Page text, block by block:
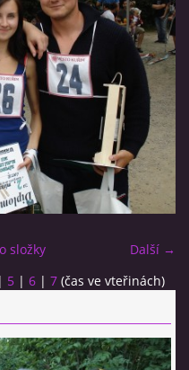
Z ROZDROJOVICKÉ
Další →
složky
| 5 | 6 | 7 (čas ve vteřinách)